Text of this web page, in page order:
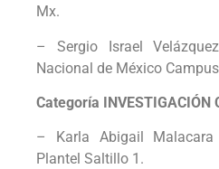
Mx.
– Sergio Israel
Nacional de México
Categoría INVESTIGACIÓN
– Karla Abigail Malacara
Plantel Saltillo 1.